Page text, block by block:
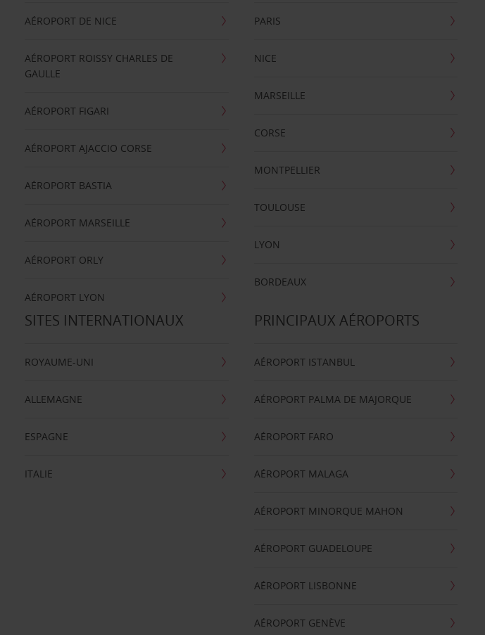
AÉROPORT DE NICE
AÉROPORT ROISSY CHARLES DE
GAULLE
AÉROPORT FIGARI
AÉROPORT AJACCIO CORSE
AÉROPORT BASTIA
AÉROPORT MARSEILLE
AÉROPORT ORLY
AÉROPORT LYON
PARIS
NICE
MARSEILLE
CORSE
MONTPELLIER
TOULOUSE
LYON
BORDEAUX
SITES INTERNATIONAUX
ROYAUME-UNI
ALLEMAGNE
ESPAGNE
ITALIE
PRINCIPAUX AÉROPORTS
AÉROPORT ISTANBUL
AÉROPORT PALMA DE MAJORQUE
AÉROPORT FARO
AÉROPORT MALAGA
AÉROPORT MINORQUE MAHON
AÉROPORT GUADELOUPE
AÉROPORT LISBONNE
AÉROPORT GENÈVE